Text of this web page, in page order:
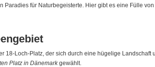
für Naturbegeisterte. Hier gibt es eine Fülle
18-Loch-Platz, der sich durch eine hügelige Landschaft
Platz in Dänemarkgewählt.